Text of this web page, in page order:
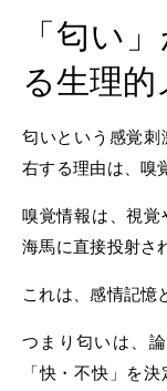
「匂い
る生理
匂いという感覚
右する理由は、嗅
嗅覚情報は、視
海馬に直接投射さ
これは、感情記憶
つまり匂いは、
「快・不快」を